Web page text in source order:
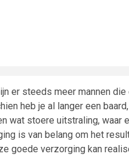
er steeds meer mannen
heb je al langer een
wat stoere uitstraling, waar
is van belang om het
goede verzorging kan